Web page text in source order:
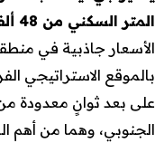
المتر السكني من 48 ألف جنيه فقط.
الأسعار جاذبية في
بالموقع الاستراتيجي
على بعد ثوانٍ معدودة
الجنوبي، وهما من أهم